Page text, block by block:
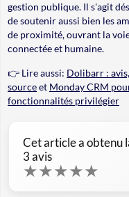
gestion publique. Il s'agit
de soutenir aussi bien les
de proximité, ouvrant la
connectée et humaine.
👉 Lire aussi: Dolibarr :
sourceet Monday CRM
fonctionnalités privilégier
Cet article a obtenu
3avis
★★★★★